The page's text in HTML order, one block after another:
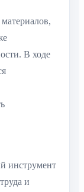
В ходе
инструмент
и